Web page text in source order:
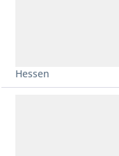
Hessen